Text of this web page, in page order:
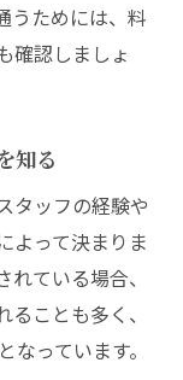
ント
れを押さえ
ごし方を紹
の解消法
うためには、料
確認しましょ
知る
タッフの経験や
よって決まりま
ている場合、
ことも多く、
っています。